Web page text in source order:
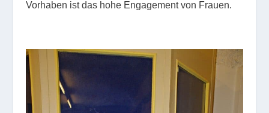
Vorhaben ist das hohe Engagement von Frauen.